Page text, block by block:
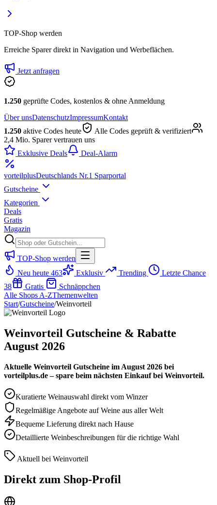
TOP-Shop werden
Erreiche Sparer direkt in Navigation und Werbeflächen.
Jetzt anfragen
1.250 geprüfte Codes, kostenlos & ohne Anmeldung
Über unsDatenschutzImpressumKontakt
1.250 aktive Codes heute
Alle Codes geprüft & verifiziert
2,4 Mio. Sparer vertrauen uns
Exklusive Deals
Deal-Alarm
vorteilplusDeutschlands Nr.1 Sparportal
Gutscheine
Kategorien
Deals
Gratis
Magazin
TOP-Shop werden
Neu heute 463 Exklusiv Trending
Letzte Chance
38
Gratis
Schnäppchen
Alle Shops A-ZThemenwelten
Start/Gutscheine/Weinvorteil
Weinvorteil Gutscheine & Rabatte
August 2026
Aktuelle Weinvorteil Gutscheine im August 2026 bei
vorteilplus.de – spare beim nächsten Einkauf bei Weinvorteil.
Kuratierte Weinauswahl direkt vom Winzer
Regelmäßige Angebote auf Weine aus aller Welt
Bequeme Lieferung direkt nach Hause
Detaillierte Weinbeschreibungen für die richtige Wahl
Aktuell bei Weinvorteil
Direkt zum Shop-Profil